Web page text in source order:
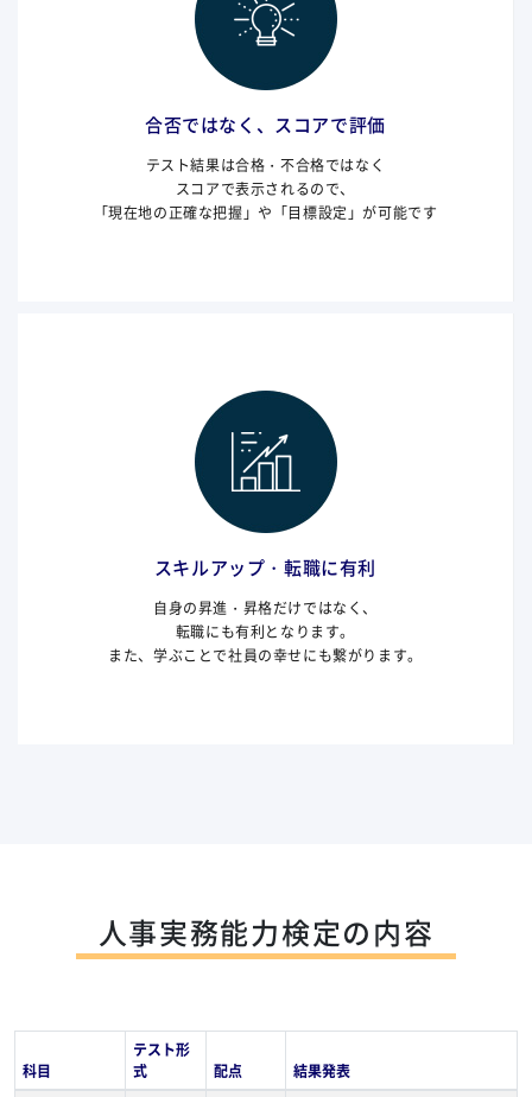
合否ではなく、スコアで評価
テスト結果は合格・不合格ではなく
スコアで表示されるので、
「現在地の正確な把握」や「目標設定」が可能です
スキルアップ・転職に有利
自身の昇進・昇格だけではなく、
転職にも有利となります。
また、学ぶことで社員の幸せにも繋がります。
人事実務能力検定の内容
科目
テスト形
式
配点
結果発表